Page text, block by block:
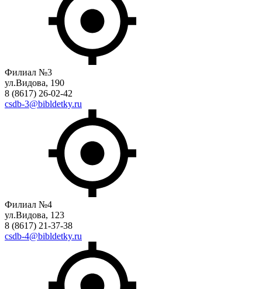
Филиал №3
ул.Видова, 190
8 (8617) 26-02-42
csdb-3@bibldetky.ru
Филиал №4
ул.Видова, 123
8 (8617) 21-37-38
csdb-4@bibldetky.ru